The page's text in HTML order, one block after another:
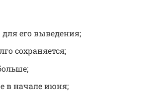
его выведения;
сохраняется;
в начале июня;